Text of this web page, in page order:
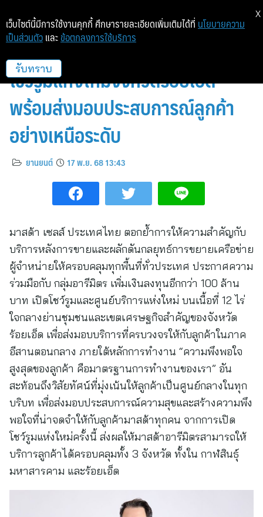
มาสด้าร่วมกับกลุ่มอารีมิตรเปิด
โชว์รูมแห่งใหม่จังหวัดร้อยเอ็ด
พร้อมส่งมอบประสบการณ์ลูกค้า
อย่างเหนือระดับ
ยานยนต์ 17 พ.ย. 68 13:43
มาสด้า เซลส์ ประเทศไทย ตอกย้ำการให้ความสำคัญกับ
บริการหลังการขายและผลักดันกลยุทธ์การขยายเครือข่าย
ผู้จำหน่ายให้ครอบคลุมทุกพื้นที่ทั่วประเทศ ประกาศความ
ร่วมมือกับ กลุ่มอารีมิตร เพิ่มเงินลงทุนอีกกว่า 100 ล้าน
บาท เปิดโชว์รูมและศูนย์บริการแห่งใหม่ บนเนื้อที่ 12 ไร่
ใจกลางย่านชุมชนและเขตเศรษฐกิจสำคัญของจังหวัด
ร้อยเอ็ด เพื่อส่งมอบบริการที่ครบวงจรให้กับลูกค้าในภาค
อีสานตอนกลาง ภายใต้หลักการทำงาน “ความพึงพอใจ
สูงสุดของลูกค้า คือมาตรฐานการทำงานของเรา” อัน
สะท้อนถึงวิสัยทัศน์ที่มุ่งเน้นให้ลูกค้าเป็นศูนย์กลางในทุก
บริบท เพื่อส่งมอบประสบการณ์ความสุขและสร้างความพึง
พอใจที่น่าจดจำให้กับลูกค้ามาสด้าทุกคน จากการเปิด
โชว์รูมแห่งใหม่ครั้งนี้ ส่งผลให้มาสด้าอารีมิตรสามารถให้
บริการลูกค้าได้ครอบคลุมทั้ง 3 จังหวัด ทั้งใน กาฬสินธุ์
มหาสารคาม และร้อยเอ็ด
เว็บไซต์นี้มีการใช้งานคุกกี้ ศึกษารายละเอียดเพิ่มเติมได้ที่ นโยบายความ
เป็นส่วนตัว และ ข้อตกลงการใช้บริการ
รับทราบ
X